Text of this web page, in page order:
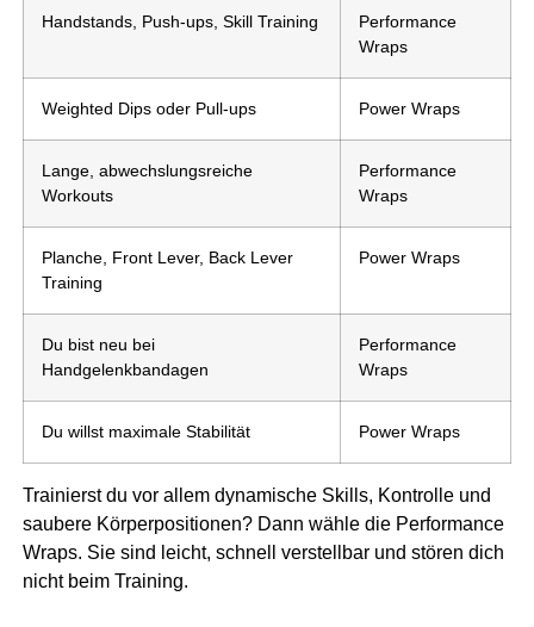
Handstands, Push-ups, Skill Training
Performance
Wraps
Weighted Dips oder Pull-ups Power Wraps
Lange, abwechslungsreiche
Workouts
Performance
Wraps
Planche, Front Lever, Back Lever
Training
Power Wraps
Du bist neu bei
Handgelenkbandagen
Performance
Wraps
Du willst maximale Stabilität Power Wraps
Trainierst du vor allem dynamische Skills, Kontrolle und
saubere Körperpositionen? Dann wähle die Performance
Wraps. Sie sind leicht, schnell verstellbar und stören dich
nicht beim Training.